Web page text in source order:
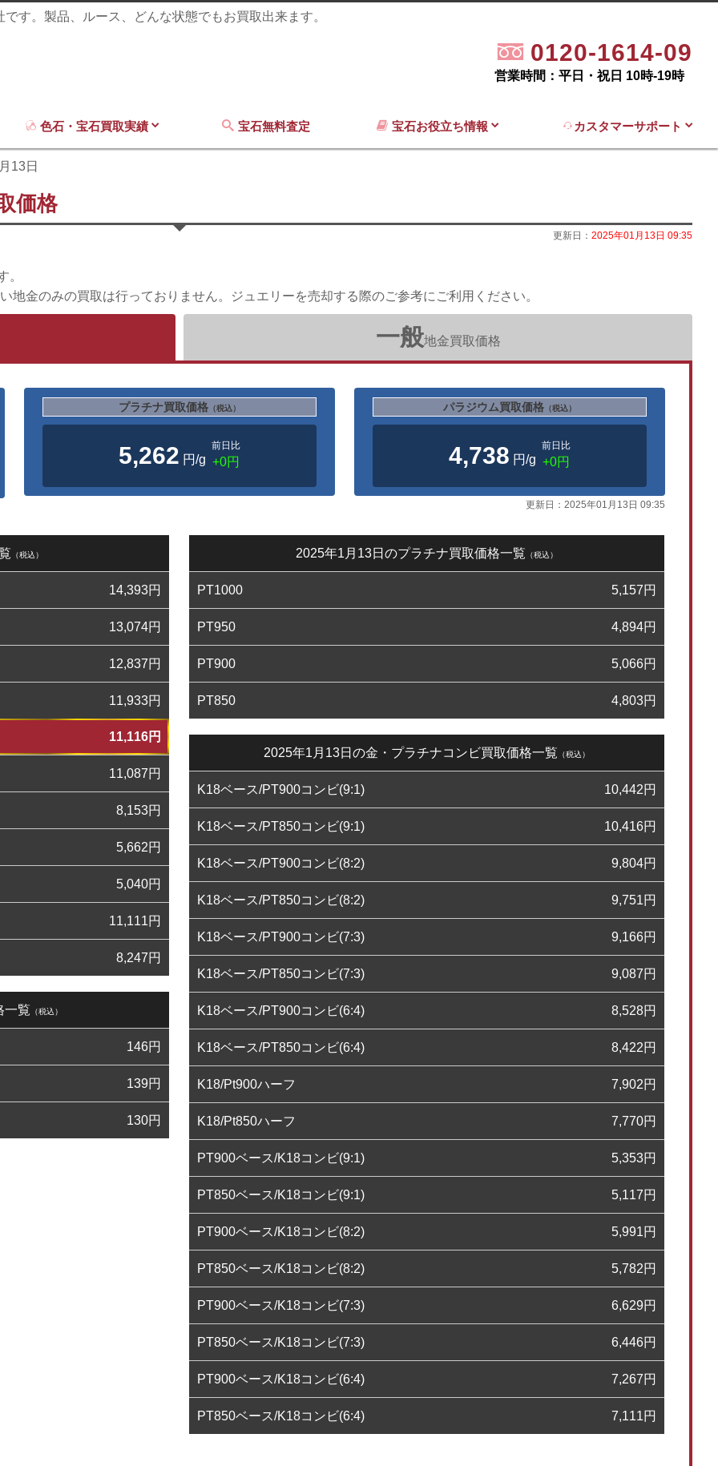
す。製品、ルース、どんな状態でもお買取出来ます。
0120-1614-09
営業時間：平日・祝日 10時-19時
色石・宝石買取実績 宝石無料査定 宝石お役立ち情報 カスタマーサポート
13日
価格
更新日： 2025年01月13日 09:35
。
金のみの買取は行っておりません。ジュエリーを売却する際のご参考にご利用ください。
一般地金買取価格
プラチナ買取価格（税込）
5,262 円/g
前日比
+0円
パラジウム買取価格 （税込）
4,738 円/g
前日比
+0円
更新日： 2025年01月13日 09:35
（税込）
14,393円
13,074円
12,837円
11,933円
11,116円
11,087円
8,153円
5,662円
5,040円
11,111円
8,247円
一覧 （税込）
146円
139円
130円
2025年1月13日のプラチナ買取価格一覧 （税込）
PT1000 5,157円
PT950 4,894円
PT900 5,066円
PT850 4,803円
2025年1月13日の金・プラチナコンビ買取価格一覧 （税込）
K18ベース/PT900コンビ(9:1) 10,442円
K18ベース/PT850コンビ(9:1) 10,416円
K18ベース/PT900コンビ(8:2) 9,804円
K18ベース/PT850コンビ(8:2) 9,751円
K18ベース/PT900コンビ(7:3) 9,166円
K18ベース/PT850コンビ(7:3) 9,087円
K18ベース/PT900コンビ(6:4) 8,528円
K18ベース/PT850コンビ(6:4) 8,422円
K18/Pt900ハーフ 7,902円
K18/Pt850ハーフ 7,770円
PT900ベース/K18コンビ(9:1) 5,353円
PT850ベース/K18コンビ(9:1) 5,117円
PT900ベース/K18コンビ(8:2) 5,991円
PT850ベース/K18コンビ(8:2) 5,782円
PT900ベース/K18コンビ(7:3) 6,629円
PT850ベース/K18コンビ(7:3) 6,446円
PT900ベース/K18コンビ(6:4) 7,267円
PT850ベース/K18コンビ(6:4) 7,111円